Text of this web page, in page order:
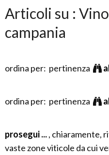
Articoli su :
campania
ordina per: pertinenza
ordina per: pertinenza
prosegui ..., chiaramente,
vaste zone viticole da cui